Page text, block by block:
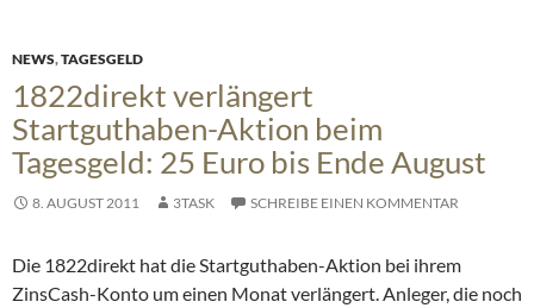
NEWS,TAGESGELD
1822direkt verlängert
Startguthaben-Aktion beim
Tagesgeld: 25 Euro bis Ende August
8. AUGUST 2011 3TASK SCHREIBE EINEN KOMMENTAR
Die 1822direkt hat die Startguthaben-Aktion bei ihrem
ZinsCash-Konto um einen Monat verlängert. Anleger, die noch